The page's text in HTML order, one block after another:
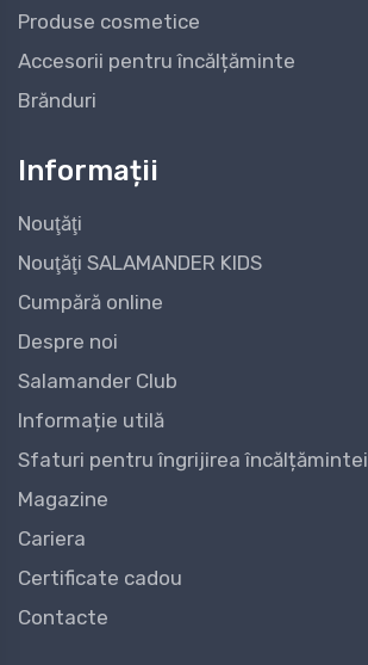
Produse cosmetice
Accesorii pentru încălțăminte
Brănduri
Informații
Nouţăţi
Nouţăţi SALAMANDER KIDS
Cumpără online
Despre noi
Salamander Club
Informație utilă
Sfaturi pentru îngrijirea încălțămintei
Magazine
Cariera
Certificate cadou
Contacte